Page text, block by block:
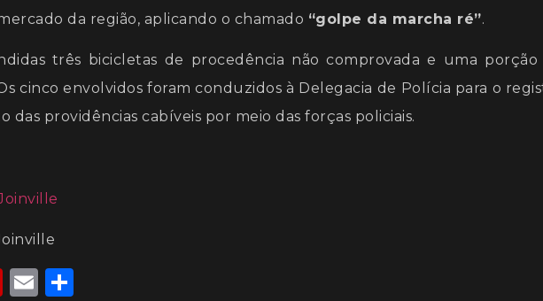
da região, aplicando o chamado “golpe da marcha ré”.
três bicicletas de procedência não comprovada e uma porção
cinco envolvidos foram conduzidos à Delegacia de Polícia para o
providências cabíveis por meio das forças policiais.
Flipboard
Email